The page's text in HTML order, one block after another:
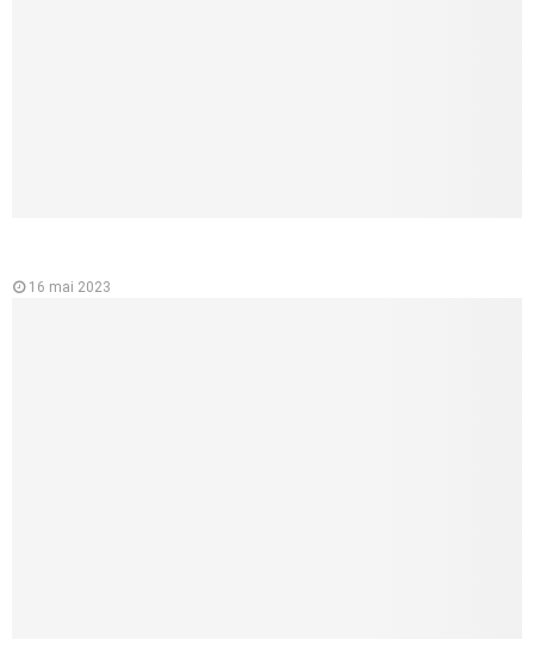
16 mai 2023